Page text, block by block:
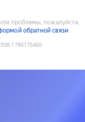
проблемы, пожалуйста,
обратной связи
:1786175465